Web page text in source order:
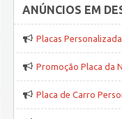
ANÚNCIOS EM
Placas
Promoção Placa da
Placa de Carro